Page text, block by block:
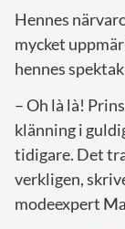
Hennes
mycket
hennes
– Oh là là!
klänning i
tidigare. Det
verkligen,
modeexpert